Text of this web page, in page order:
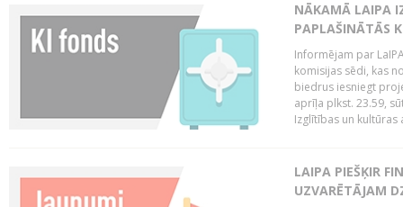
NĀKAMĀ LAIPA
PAPLAŠINĀTĀS
Informējam par
komisijas sēdi, kas
biedrus iesniegt
aprīļa plkst. 23.59,
Izglītības un kultūras
LAIPA PIEŠĶIR
UZVARĒTĀJAM